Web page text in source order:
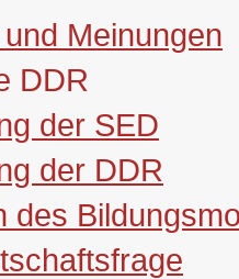
Meinungen
DDR
der SED
der DDR
des